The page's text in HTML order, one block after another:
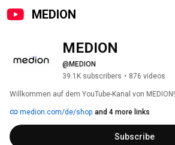
MEDION
MEDION
@MEDION
39.1K subscribers • 876 videos
Willkommen auf dem YouTube-Kanal von MEDION!
medion.com/de/shop and 4 more links
Subscribe